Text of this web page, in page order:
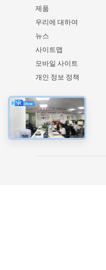
제품
우리에 대하여
뉴스
사이트맵
모바일 사이트
개인 정보 정책